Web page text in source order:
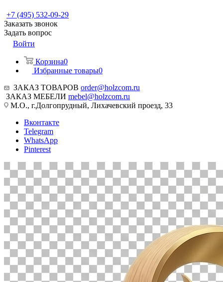
+7 (495) 532-09-29
Заказать звонок
Задать вопрос
Войти
Корзина0
Избранные товары0
ЗАКАЗ ТОВАРОВ order@holzcom.ru
ЗАКАЗ МЕБЕЛИ mebel@holzcom.ru
М.О., г.Долгопрудный, Лихачевский проезд, 33
Вконтакте
Telegram
WhatsApp
Pinterest